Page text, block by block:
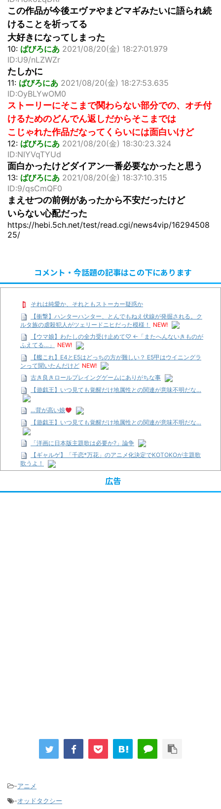
この作品が今後エヴァやまどマギみたいに語られ続
けることを祈ってる
大好きになってしまった
10: ばびろにあ 2021/08/20(金) 18:27:01.979
ID:U9/nLZWZr
たしかに
11: ばびろにあ 2021/08/20(金) 18:27:53.635
ID:OyBLYwOM0
ストーリーにそこまで関わらない部分での、オチ付
けるためのどんでん返しだからそこまでは
こじゃれた作品だなってくらいには面白いけど
12: ばびろにあ 2021/08/20(金) 18:30:23.324
ID:NIYVqTYUd
面白かったけどダイアン一番必要なかったと思う
13: ばびろにあ 2021/08/20(金) 18:37:10.315
ID:9/qsCmQF0
まえせつの前例があったから不安だったけど
いらない心配だった
https://hebi.5ch.net/test/read.cgi/news4vip/16294508
25/
コメント・今話題の記事はこの下にあります
それは純愛か、それともストーカー疑惑か
【衝撃】ハンターハンター、とんでもねえ伏線が発掘される。ク
ルタ族の虐殺犯人がツェリードニヒだった模様！
NEW!
【ウマ娘】わたしの全力受け止めて♡ ←「またへんないきものが
ふえてる…」
NEW!
【艦これ】E4とE5はどっちの方が難しい？ E5甲はウイニングラ
ンって聞いたんだけど NEW!
古き良きロールプレイングゲームにありがちな事
【遊戯王】いつ見ても覚醒だけ地属性との関連が意味不明だな…
…背が高い娘
【遊戯王】いつ見ても覚醒だけ地属性との関連が意味不明だな…
「洋画に日本版主題歌は必要か?」論争
【ギャルゲ】「千恋*万花」のアニメ化決定でKOTOKOが主題歌
歌うよ！
広告
-アニメ
-オッドタクシー